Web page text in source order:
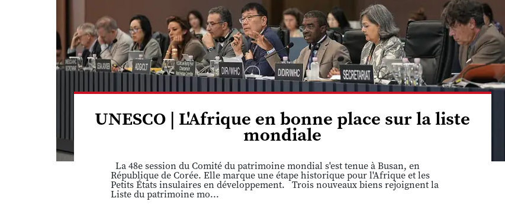
UNESCO | L'Afrique en bonne place sur la liste
mondiale
La 48e session du Comité du patrimoine mondial s'est tenue à Busan, en
République de Corée. Elle marque une étape historique pour l'Afrique et les
Petits États insulaires en développement. Trois nouveaux biens rejoignent la
Liste du patrimoine mo...